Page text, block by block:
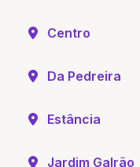
Centro
Da Pedreira
Estância
Jardim Galrão